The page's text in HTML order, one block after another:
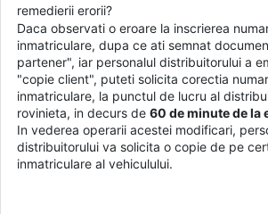
remedierii erorii?
Daca observati o eroare la inscrierea
inmatriculare, dupa ce ati semnat
partener", iar personalul distribuitorului a
"copie client", puteti solicita corectia
inmatriculare, la punctul de lucru al
rovinieta, in decurs de 60 de minute de la
In vederea operarii acestei modificari,
distribuitorului va solicita o copie de pe
inmatriculare al vehiculului.